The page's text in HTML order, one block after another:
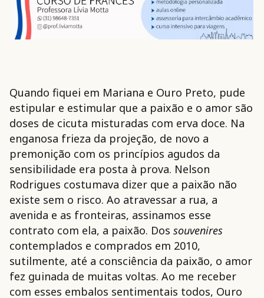
Quando fiquei em Mariana e Ouro Preto, pude
estipular e estimular que a paixão e o amor são
doses de cicuta misturadas com erva doce. Na
enganosa frieza da projeção, de novo a
premonição com os princípios agudos da
sensibilidade era posta à prova. Nelson
Rodrigues costumava dizer que a paixão não
existe sem o risco. Ao atravessar a rua, a
avenida e as fronteiras, assinamos esse
contrato com ela, a paixão. Dos souvenires
contemplados e comprados em 2010,
sutilmente, até a consciência da paixão, o amor
fez guinada de muitas voltas. Ao me receber
com esses embalos sentimentais todos, Ouro